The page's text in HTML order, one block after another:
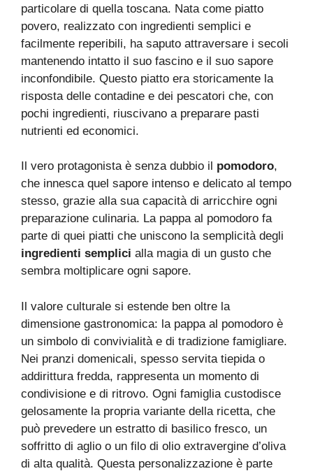
particolare di quella toscana. Nata come piatto
povero, realizzato con ingredienti semplici e
facilmente reperibili, ha saputo attraversare i secoli
mantenendo intatto il suo fascino e il suo sapore
inconfondibile. Questo piatto era storicamente la
risposta delle contadine e dei pescatori che, con
pochi ingredienti, riuscivano a preparare pasti
nutrienti ed economici.
Il vero protagonista è senza dubbio il pomodoro,
che innesca quel sapore intenso e delicato al tempo
stesso, grazie alla sua capacità di arricchire ogni
preparazione culinaria. La pappa al pomodoro fa
parte di quei piatti che uniscono la semplicità degli
ingredienti semplici alla magia di un gusto che
sembra moltiplicare ogni sapore.
Il valore culturale si estende ben oltre la
dimensione gastronomica: la pappa al pomodoro è
un simbolo di convivialità e di tradizione famigliare.
Nei pranzi domenicali, spesso servita tiepida o
addirittura fredda, rappresenta un momento di
condivisione e di ritrovo. Ogni famiglia custodisce
gelosamente la propria variante della ricetta, che
può prevedere un estratto di basilico fresco, un
soffritto di aglio o un filo di olio extravergine d’oliva
di alta qualità. Questa personalizzazione è parte